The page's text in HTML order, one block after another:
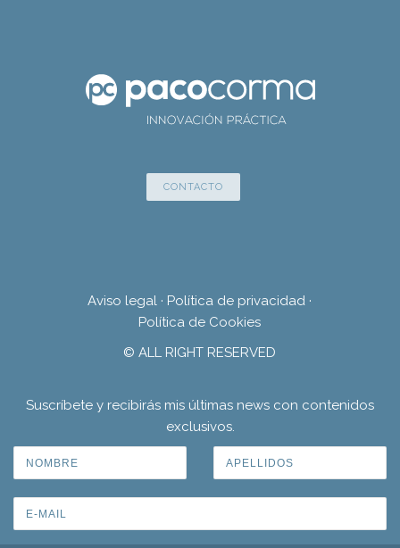
CONTACTO
Aviso legal · Política de privacidad ·
Política de Cookies
© ALL RIGHT RESERVED
Suscríbete y recibirás mis últimas news con contenidos
exclusivos.